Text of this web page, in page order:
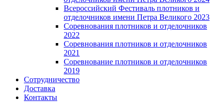
Всероссийский Фестиваль плотников и
отделочников имени Петра Великого 2023
Соревнования плотников и отделочников
2022
Соревнования плотников и отделочников
2021
Соревнование плотников и отделочников
2019
Сотрудничество
Доставка
Контакты